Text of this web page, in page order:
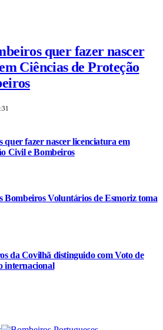
quer fazer nascer
Ciências de Proteção
quer fazer nascer licenciatura em
Civil e Bombeiros
Bombeiros Voluntários de Esmoriz toma
da Covilhã distinguido com Voto de
internacional